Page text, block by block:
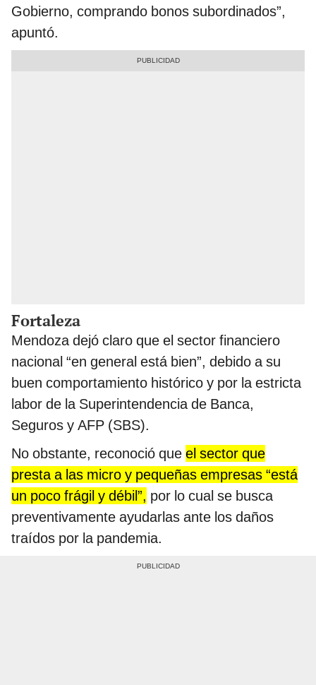
Gobierno, comprando bonos subordinados”,
apuntó.
Fortaleza
Mendoza dejó claro que el sector financiero
nacional “en general está bien”, debido a su
buen comportamiento histórico y por la estricta
labor de la Superintendencia de Banca,
Seguros y AFP (SBS).
No obstante, reconoció que el sector que
presta a las micro y pequeñas empresas “está
un poco frágil y débil”, por lo cual se busca
preventivamente ayudarlas ante los daños
traídos por la pandemia.